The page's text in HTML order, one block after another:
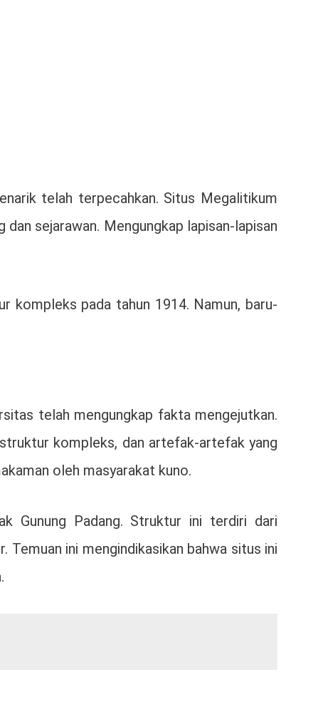
telah terpecahkan. Situs Megalitikum
sejarawan. Mengungkap lapisan-lapisan
kompleks pada tahun 1914. Namun, baru-
telah mengungkap fakta mengejutkan.
kompleks, dan artefak-artefak yang
oleh masyarakat kuno.
Gunung Padang. Struktur ini terdiri dari
ini mengindikasikan bahwa situs ini